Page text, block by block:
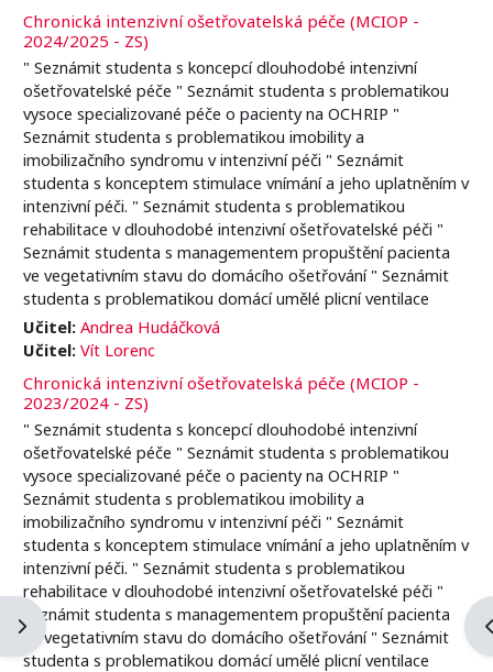
Otevřít panel bloku
Chronická intenzivní ošetřovatelská péče (MCIOP -
2024/2025 - ZS)
" Seznámit studenta s koncepcí dlouhodobé intenzivní
ošetřovatelské péče " Seznámit studenta s problematikou
vysoce specializované péče o pacienty na OCHRIP "
Seznámit studenta s problematikou imobility a
imobilizačního syndromu v intenzivní péči " Seznámit
studenta s konceptem stimulace vnímání a jeho uplatněním v
intenzivní péči. " Seznámit studenta s problematikou
rehabilitace v dlouhodobé intenzivní ošetřovatelské péči "
Seznámit studenta s managementem propuštění pacienta
ve vegetativním stavu do domácího ošetřování " Seznámit
studenta s problematikou domácí umělé plicní ventilace
Učitel: Andrea Hudáčková
Učitel: Vít Lorenc
Chronická intenzivní ošetřovatelská péče (MCIOP -
2023/2024 - ZS)
" Seznámit studenta s koncepcí dlouhodobé intenzivní
ošetřovatelské péče " Seznámit studenta s problematikou
vysoce specializované péče o pacienty na OCHRIP "
Seznámit studenta s problematikou imobility a
imobilizačního syndromu v intenzivní péči " Seznámit
studenta s konceptem stimulace vnímání a jeho uplatněním v
intenzivní péči. " Seznámit studenta s problematikou
rehabilitace v dlouhodobé intenzivní ošetřovatelské péči "
Seznámit studenta s managementem propuštění pacienta
ve vegetativním stavu do domácího ošetřování " Seznámit
studenta s problematikou domácí umělé plicní ventilace